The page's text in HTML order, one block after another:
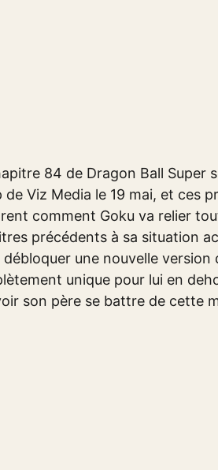
84 de Dragon Ball Super
de Viz Media le 19 mai, et ces
comment Goku va relier
précédents à sa situation
débloquer une nouvelle
unique pour lui en
son père se battre de cette